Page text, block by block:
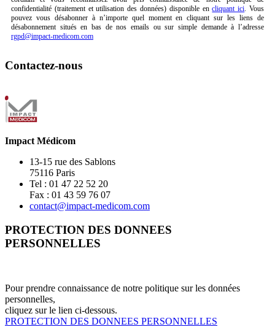
confidentialité (traitement et utilisation des données) disponible encliquant ici. Vous
pouvez vous désabonner à n’importe quel moment en cliquant sur les liens de
désabonnement situés en bas de nos emails ou sur simple demande à l’adresse
rgpd@impact-medicom.com
Contactez-nous
Impact Médicom
13-15 rue des Sablons
75116 Paris
Tel : 01 47 22 52 20
Fax : 01 43 59 76 07
contact@impact-medicom.com
PROTECTION DES DONNEES
PERSONNELLES
Pour prendre connaissance de notre politique sur les données
personnelles,
cliquez sur le lien ci-dessous.
PROTECTION DES DONNEES PERSONNELLES